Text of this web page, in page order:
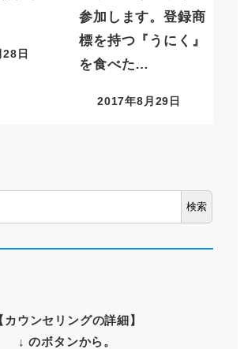
日
参加します。登録商
標を持つ『うにく』
を食べた…
2017年8月29日
検索
カウンセリングの詳細】
↓ のボタンから。